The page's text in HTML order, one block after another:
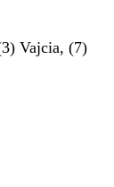
Vajcia, (7)